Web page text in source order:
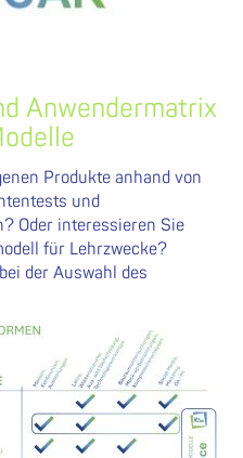
Anwendermatrix
Produkte anhand von
und
Oder interessieren Sie
für Lehrzwecke?
der Auswahl des